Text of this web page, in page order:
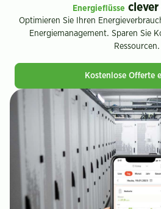
Energieflüsse
Optimieren Sie Ihren
Energiemanagement. Sparen Sie
Ressourcen.
Kostenlose Offerte